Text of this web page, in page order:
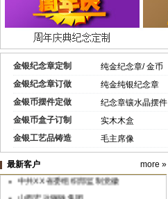
金银纪念章定制 纯金纪念章/ 金币
金银纪念章订做
纯金纯银纪念章
金银币摆件定做
纪念章镶水晶摆件
金银币盒子订制
实木木盒
金银工艺品铸造
毛主席像
最新客户
more »
中共XX省委组织部监制党徽
山西宏达钢铁集团